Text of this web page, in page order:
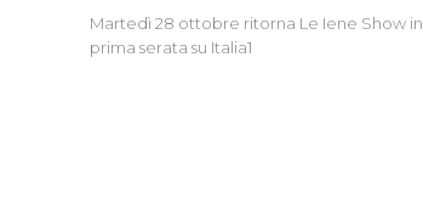
Martedì 28 ottobre ritorna Le Iene Show in
prima serata su Italia1